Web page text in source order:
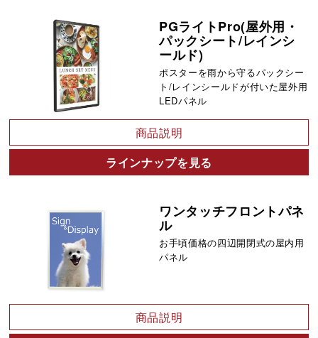
PGライトPro(屋外用・
パックシート/レインシ
ールド)
ポスターを雨から守るパックシー
ト/レインシールドが付いた屋外用
LEDパネル
商品説明
ラインナップを見る
ワンタッチフロントパネ
ル
お手頃価格の四辺開閉式の屋内用
パネル
商品説明